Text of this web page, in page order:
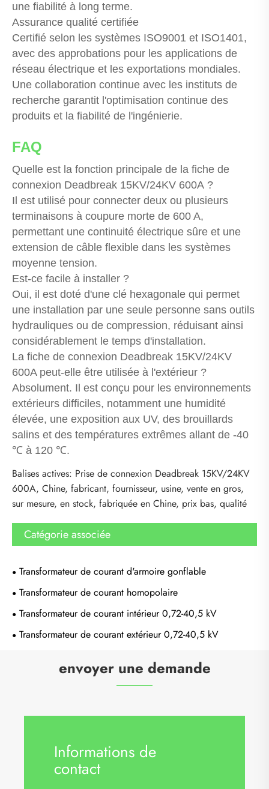
une fiabilité à long terme.
Assurance qualité certifiée
Certifié selon les systèmes ISO9001 et ISO1401,
avec des approbations pour les applications de
réseau électrique et les exportations mondiales.
Une collaboration continue avec les instituts de
recherche garantit l'optimisation continue des
produits et la fiabilité de l'ingénierie.
FAQ
Quelle est la fonction principale de la fiche de
connexion Deadbreak 15KV/24KV 600A ?
Il est utilisé pour connecter deux ou plusieurs
terminaisons à coupure morte de 600 A,
permettant une continuité électrique sûre et une
extension de câble flexible dans les systèmes
moyenne tension.
Est-ce facile à installer ?
Oui, il est doté d'une clé hexagonale qui permet
une installation par une seule personne sans outils
hydrauliques ou de compression, réduisant ainsi
considérablement le temps d'installation.
La fiche de connexion Deadbreak 15KV/24KV
600A peut-elle être utilisée à l'extérieur ?
Absolument. Il est conçu pour les environnements
extérieurs difficiles, notamment une humidité
élevée, une exposition aux UV, des brouillards
salins et des températures extrêmes allant de -40
℃ à 120 ℃.
Balises actives: Prise de connexion Deadbreak 15KV/24KV
600A, Chine, fabricant, fournisseur, usine, vente en gros,
sur mesure, en stock, fabriquée en Chine, prix bas, qualité
Catégorie associée
Transformateur de courant d'armoire gonflable
Transformateur de courant homopolaire
Transformateur de courant intérieur 0,72-40,5 kV
Transformateur de courant extérieur 0,72-40,5 kV
envoyer une demande
Informations de
contact